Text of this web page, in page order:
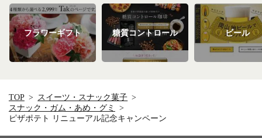
フラワーギフト 糖質コントロール ビール
TOP
スイーツ・スナック菓子
スナック・ガム・あめ・グミ
ピザポテト リニューアル記念キャンペーン